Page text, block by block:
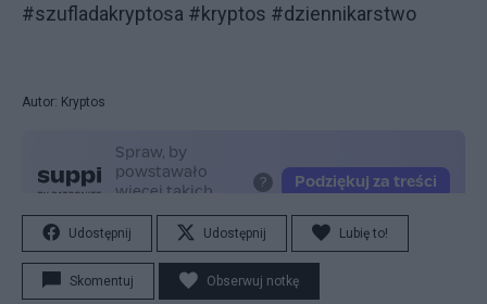
#szufladakryptosa #kryptos #dziennikarstwo
Autor: Kryptos
Udostępnij Udostępnij Lubię to!
Skomentuj Obserwuj notkę